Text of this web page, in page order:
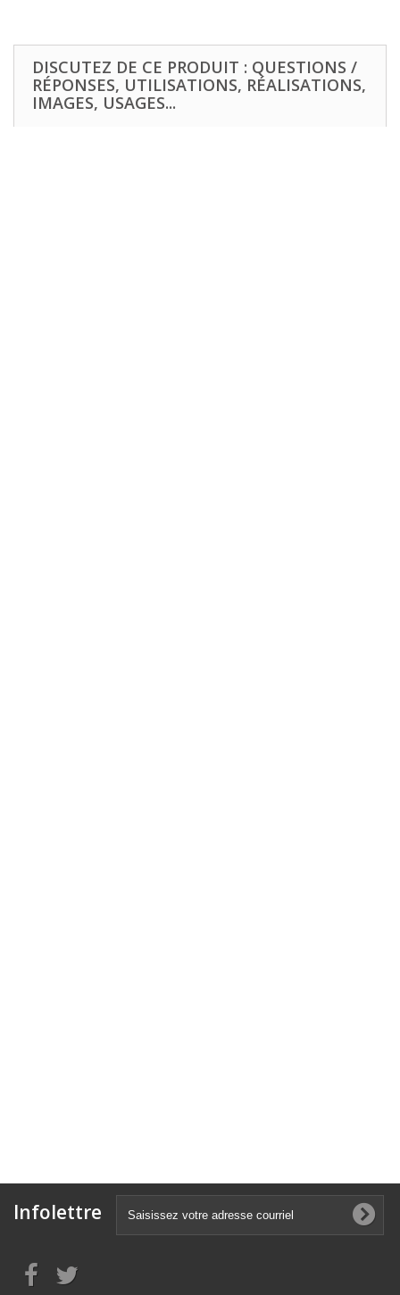
DISCUTEZ DE CE PRODUIT : QUESTIONS /
RÉPONSES, UTILISATIONS, RÉALISATIONS,
IMAGES, USAGES...
Infolettre